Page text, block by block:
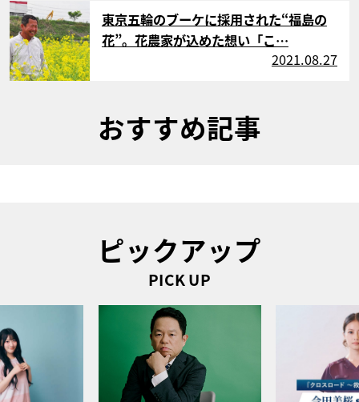
東京五輪のブーケに採用された“福島の
花”。花農家が込めた想い「こ…
2021.08.27
おすすめ記事
ピックアップ
PICK UP